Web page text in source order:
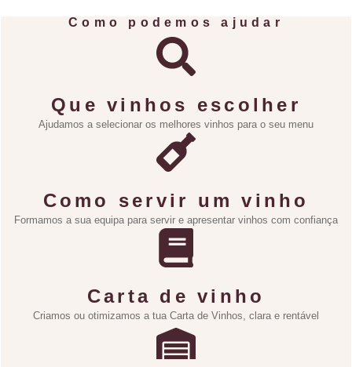
Como podemos ajudar
Que vinhos escolher
Ajudamos a selecionar os melhores vinhos para o seu menu
Como servir um vinho
Formamos a sua equipa para servir e apresentar vinhos com confiança
Carta de vinho
Criamos ou otimizamos a tua Carta de Vinhos, clara e rentável